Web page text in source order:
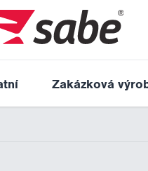
Zakázková